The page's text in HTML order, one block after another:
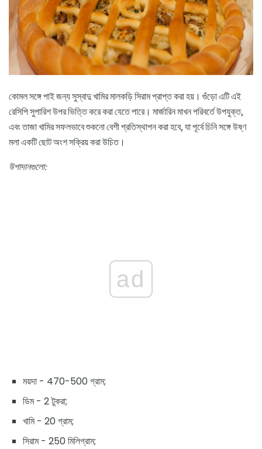
কোমল সঙ্গে পাই জন্য সুস্বাদু খামির মালকড়ি সিরাম প্রাপ্ত করা হয়। গুঁড়ো এটি এই
রেসিপি সুপারিশ উপর ভিত্তি করে করা যেতে পারে। মার্জারিন মাখন পরিবর্তে উপযুক্ত,
এবং তাজা খামির সফলভাবে শুকনো বেশী প্রতিস্থাপন করা হবে, যা পূর্বে চিনি সঙ্গে উষ্ণ
মলা একটি ছোট অংশ সক্রিয় করা উচিত।
উপাদানগুলো:
ad
ময়দা - 470-500 গ্রাম;
ডিম - 2 টুকরা;
খামি - 20 গ্রাম;
সিরাম - 250 মিলিগ্রাম;